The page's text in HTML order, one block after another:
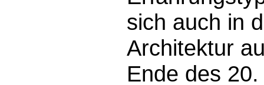
sich auch in
Architektur
Ende des